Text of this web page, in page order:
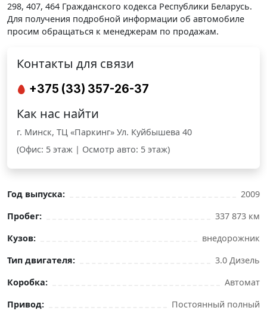
298, 407, 464 Гражданского кодекса Республики Беларусь.
Для получения подробной информации об автомобиле
просим обращаться к менеджерам по продажам.
Контакты для связи
+375 (33) 357-26-37
Как нас найти
г. Минск, ТЦ «Паркинг» Ул. Куйбышева 40
(Офис: 5 этаж | Осмотр авто: 5 этаж)
Год выпуска:
2009
Пробег:
337 873 км
Кузов:
внедорожник
Тип двигателя:
3.0 Дизель
Коробка:
Автомат
Привод:
Постоянный полный